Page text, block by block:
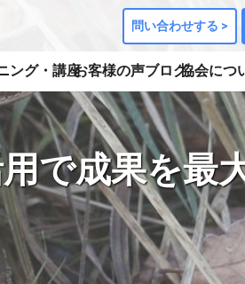
問い合わせする >
ング・講座お客様の声ブログ協会につ
で成果を最